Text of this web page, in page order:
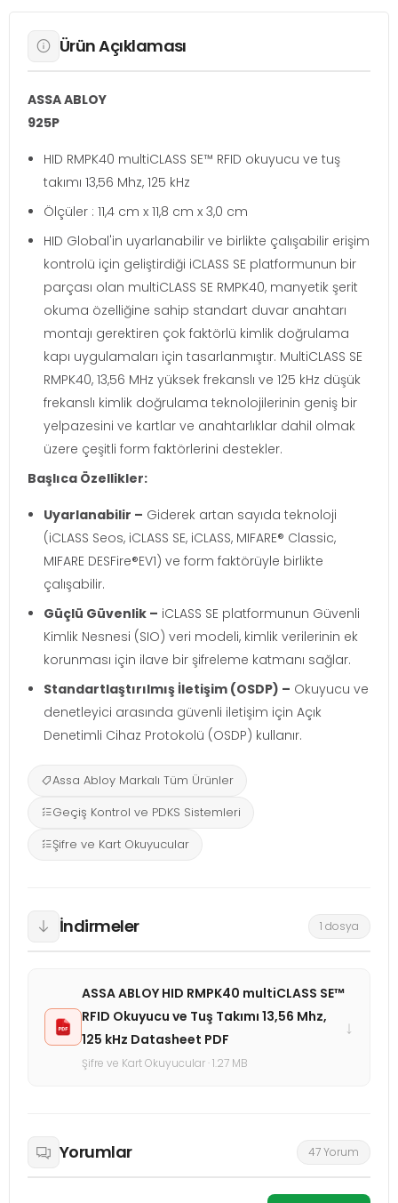
Ürün Açıklaması
ASSA ABLOY
925P
HID RMPK40 multiCLASS SE™ RFID okuyucu ve tuş
takımı 13,56 Mhz, 125 kHz
Ölçüler : 11,4 cm x 11,8 cm x 3,0 cm
HID Global'in uyarlanabilir ve birlikte çalışabilir erişim
kontrolü için geliştirdiği iCLASS SE platformunun bir
parçası olan multiCLASS SE RMPK40, manyetik şerit
okuma özelliğine sahip standart duvar anahtarı
montajı gerektiren çok faktörlü kimlik doğrulama
kapı uygulamaları için tasarlanmıştır. MultiCLASS SE
RMPK40, 13,56 MHz yüksek frekanslı ve 125 kHz düşük
frekanslı kimlik doğrulama teknolojilerinin geniş bir
yelpazesini ve kartlar ve anahtarlıklar dahil olmak
üzere çeşitli form faktörlerini destekler.
Başlıca Özellikler:
Uyarlanabilir – Giderek artan sayıda teknoloji
(iCLASS Seos, iCLASS SE, iCLASS, MIFARE® Classic,
MIFARE DESFire®EV1) ve form faktörüyle birlikte
çalışabilir.
Güçlü Güvenlik – iCLASS SE platformunun Güvenli
Kimlik Nesnesi (SIO) veri modeli, kimlik verilerinin ek
korunması için ilave bir şifreleme katmanı sağlar.
Standartlaştırılmış İletişim (OSDP) – Okuyucu ve
denetleyici arasında güvenli iletişim için Açık
Denetimli Cihaz Protokolü (OSDP) kullanır.
Assa Abloy Markalı Tüm Ürünler
Geçiş Kontrol ve PDKS Sistemleri
Şifre ve Kart Okuyucular
İndirmeler 1 dosya
ASSA ABLOY HID RMPK40 multiCLASS SE™
RFID Okuyucu ve Tuş Takımı 13,56 Mhz,
125 kHz Datasheet PDF
Şifre ve Kart Okuyucular · 1.27 MB
↓
Yorumlar 47 Yorum